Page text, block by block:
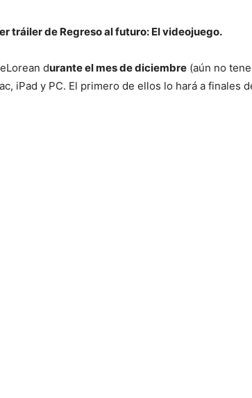
tráiler de Regreso al futuro: El videojuego.
durante el mes de diciembre (aún no
iPad y PC. El primero de ellos lo hará a finales